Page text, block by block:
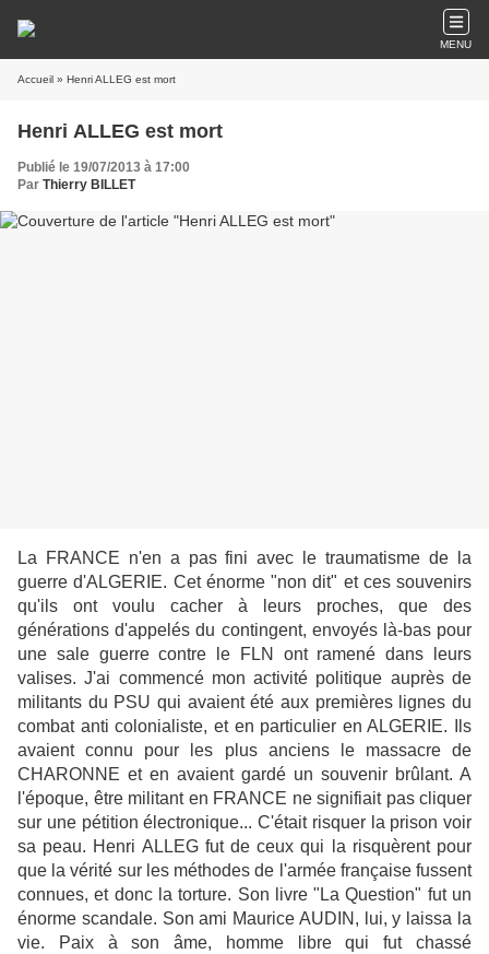
MENU
Accueil » Henri ALLEG est mort
Henri ALLEG est mort
Publié le 19/07/2013 à 17:00
Par Thierry BILLET
La FRANCE n'en a pas fini avec le traumatisme de la
guerre d'ALGERIE. Cet énorme "non dit" et ces souvenirs
qu'ils ont voulu cacher à leurs proches, que des
générations d'appelés du contingent, envoyés là-bas pour
une sale guerre contre le FLN ont ramené dans leurs
valises. J'ai commencé mon activité politique auprès de
militants du PSU qui avaient été aux premières lignes du
combat anti colonialiste, et en particulier en ALGERIE. Ils
avaient connu pour les plus anciens le massacre de
CHARONNE et en avaient gardé un souvenir brûlant. A
l'époque, être militant en FRANCE ne signifiait pas cliquer
sur une pétition électronique... C'était risquer la prison voir
sa peau. Henri ALLEG fut de ceux qui la risquèrent pour
que la vérité sur les méthodes de l'armée française fussent
connues, et donc la torture. Son livre "La Question" fut un
énorme scandale. Son ami Maurice AUDIN, lui, y laissa la
vie. Paix à son âme, homme libre qui fut chassé